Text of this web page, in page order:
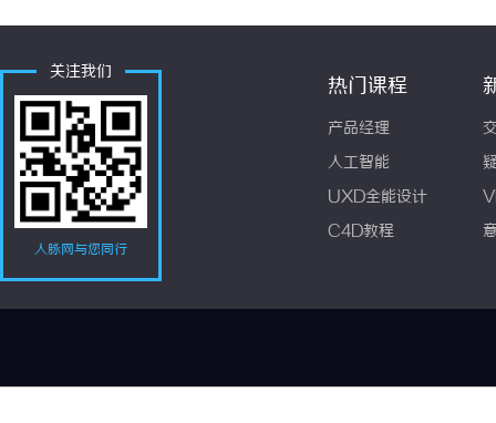
关注我们
人脉网与您同行
热门课程
产品经理
人工智能
UXD全能设计
C4D教程